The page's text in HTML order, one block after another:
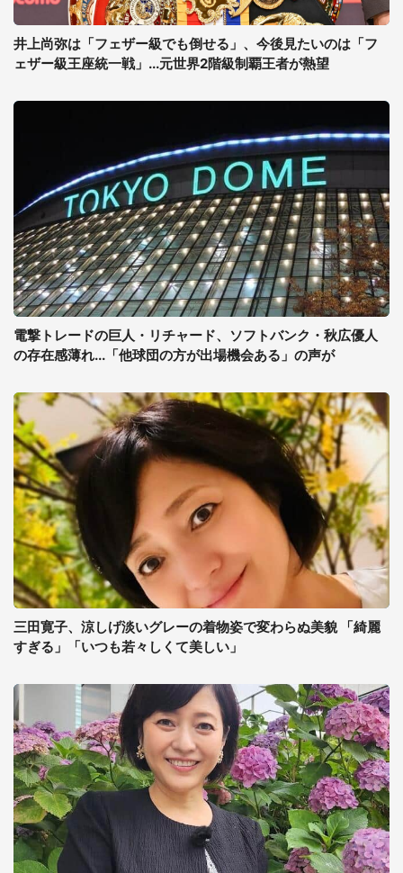
井上尚弥は「フェザー級でも倒せる」、今後見たいのは「フ
ェザー級王座統一戦」...元世界2階級制覇王者が熱望
電撃トレードの巨人・リチャード、ソフトバンク・秋広優人
の存在感薄れ...「他球団の方が出場機会ある」の声が
三田寛子、涼しげ淡いグレーの着物姿で変わらぬ美貌 「綺麗
すぎる」「いつも若々しくて美しい」